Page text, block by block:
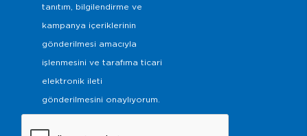
tanıtım, bilgilendirme ve
kampanya içeriklerinin
gönderilmesi amacıyla
işlenmesini ve tarafıma ticari
elektronik ileti
gönderilmesini onaylıyorum.